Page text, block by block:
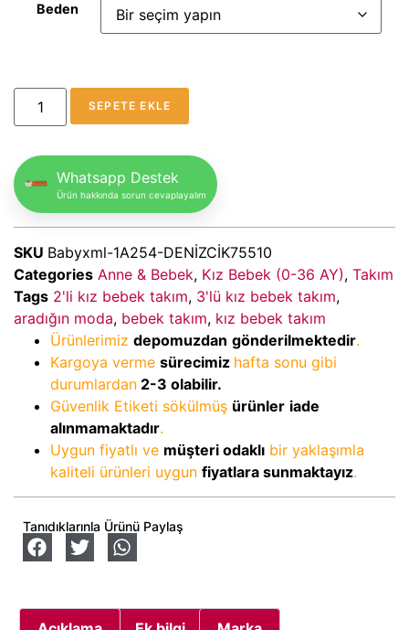
Beden
SEPETE EKLE
Whatsapp Destek
Ürün hakkında sorun cevaplayalım
SKU Babyxml-1A254-DENİZCİK75510
Categories Anne & Bebek, Kız Bebek (0-36 AY), Takım
Tags 2'li kız bebek takım, 3'lü kız bebek takım,
aradığın moda, bebek takım, kız bebek takım
Ürünlerimiz depomuzdan gönderilmektedir.
Kargoya verme sürecimiz hafta sonu gibi
durumlardan 2-3 olabilir.
Güvenlik Etiketi sökülmüş ürünler iade
alınmamaktadır.
Uygun fiyatlı ve müşteri odaklı bir yaklaşımla
kaliteli ürünleri uygun fiyatlara sunmaktayız.
Tanıdıklarınla Ürünü Paylaş